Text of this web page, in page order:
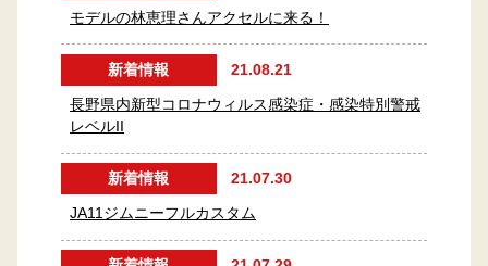
モデルの林恵理さんアクセルに来る！
新着情報 21.08.21
長野県内新型コロナウィルス感染症・感染特別警戒
レベルII
新着情報 21.07.30
JA11ジムニーフルカスタム